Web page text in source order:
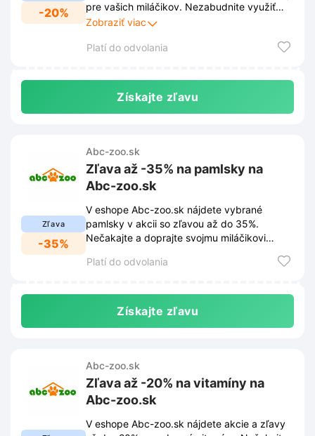
-20%
pre vašich miláčikov. Nezabudnite využiť
túto skvelú príležitosť a nakúpte výhodne
Zobraziť viac
Platí do odvolania
Získajte zľavu
Zľava
-35%
Abc-zoo.sk
Zľava až -35% na pamlsky na
Abc-zoo.sk
V eshope Abc-zoo.sk nájdete vybrané
pamlsky v akcii so zľavou až do 35%.
Nečakajte a doprajte svojmu miláčikovi
Platí do odvolania
Získajte zľavu
Abc-zoo.sk
Zľava až -20% na vitamíny na
Abc-zoo.sk
V eshope Abc-zoo.sk nájdete akcie a zľavy